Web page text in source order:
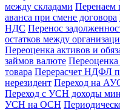
между складами Перенаем
аванса при смене договора
НДС Перенос
остатков между
Переоценка активов и
займов валюте
товара Перерасчет НДФЛ
нерезидент Переход на
Переход с УСН доходы
УСН на ОСН